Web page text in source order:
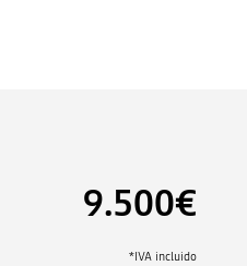
9.500€
*IVA incluido